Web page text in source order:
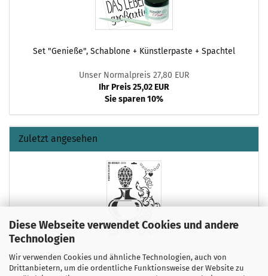
Diese Webseite verwendet Cookies und andere
Technologien
Wir verwenden Cookies und ähnliche Technologien, auch von
Drittanbietern, um die ordentliche Funktionsweise der Website zu
Set "Genieße", Schablone + Künstlerpaste + Spachtel
Unser Normalpreis 27,80 EUR
Ihr Preis 25,02 EUR
Sie sparen 10%
Zuletzt angesehen
Schablone-Stencil A3 324-5174 Parfum Flacon